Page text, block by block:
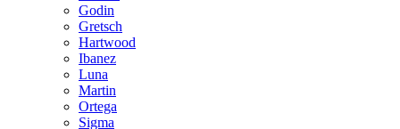
Godin
Gretsch
Hartwood
Ibanez
Luna
Martin
Ortega
Sigma